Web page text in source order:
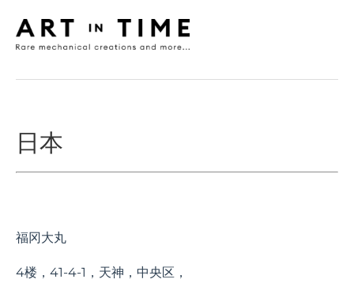
日本
福冈大丸
4楼，41-4-1，天神，中央区，